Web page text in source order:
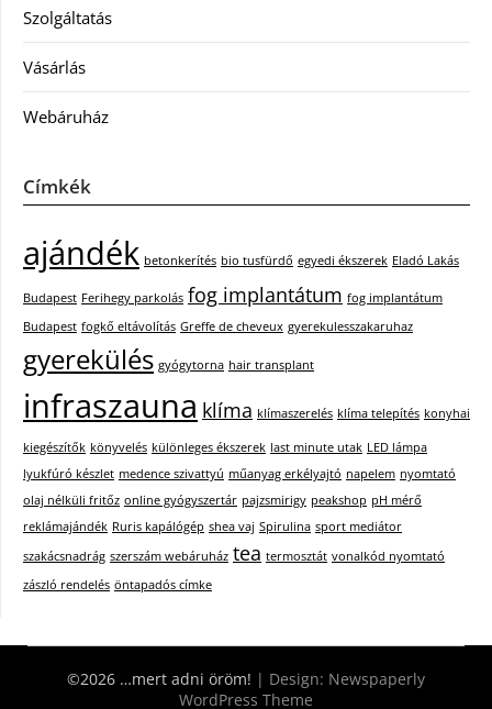
Szolgáltatás
Vásárlás
Webáruház
Címkék
ajándék betonkerítés bio tusfürdő egyedi ékszerek Eladó Lakás
Budapest Ferihegy parkolás fog implantátum fog implantátum
Budapest fogkő eltávolítás Greffe de cheveux gyerekulesszakaruhaz
gyerekülés gyógytorna hair transplant
infraszauna klíma klímaszerelés klíma telepítés konyhai
kiegészítők könyvelés különleges ékszerek last minute utak LED lámpa
lyukfúró készlet medence szivattyú műanyag erkélyajtó napelem nyomtató
olaj nélküli fritőz online gyógyszertár pajzsmirigy peakshop pH mérő
reklámajándék Ruris kapálógép shea vaj Spirulina sport mediátor
szakácsnadrág szerszám webáruház tea termosztát vonalkód nyomtató
zászló rendelés öntapadós címke
©2026 …mert adni öröm! | Design: Newspaperly
WordPress Theme